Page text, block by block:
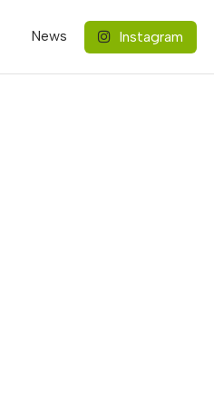
News Instagram